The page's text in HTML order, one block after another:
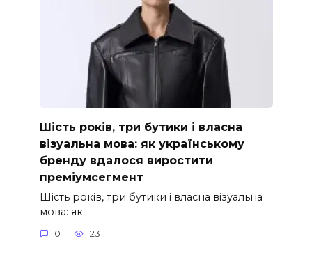
Шість років, три бутики і власна
візуальна мова: як українському
бренду вдалося виростити
преміумсегмент
Шість років, три бутики і власна візуальна
мова: як
0 23